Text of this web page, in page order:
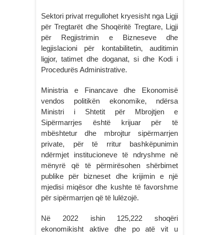
Sektori privat rregullohet kryesisht nga Ligji
për Tregtarët dhe Shoqëritë Tregtare, Ligji
për Regjistrimin e Bizneseve dhe
legjislacioni për kontabilitetin, auditimin
ligjor, tatimet dhe doganat, si dhe Kodi i
Procedurës Administrative.
Ministria e Financave dhe Ekonomisë
vendos politikën ekonomike, ndërsa
Ministri i Shtetit për Mbrojtjen e
Sipërmarrjes është krijuar për të
mbështetur dhe mbrojtur sipërmarrjen
private, për të rritur bashkëpunimin
ndërmjet institucioneve të ndryshme në
mënyrë që të përmirësohen shërbimet
publike për bizneset dhe krijimin e një
mjedisi miqësor dhe kushte të favorshme
për sipërmarrjen që të lulëzojë.
Në 2022 ishin 125,222 shoqëri
ekonomikisht aktive dhe po atë vit u